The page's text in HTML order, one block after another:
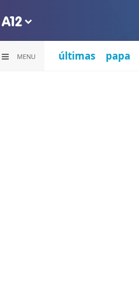
MENU últimas papa